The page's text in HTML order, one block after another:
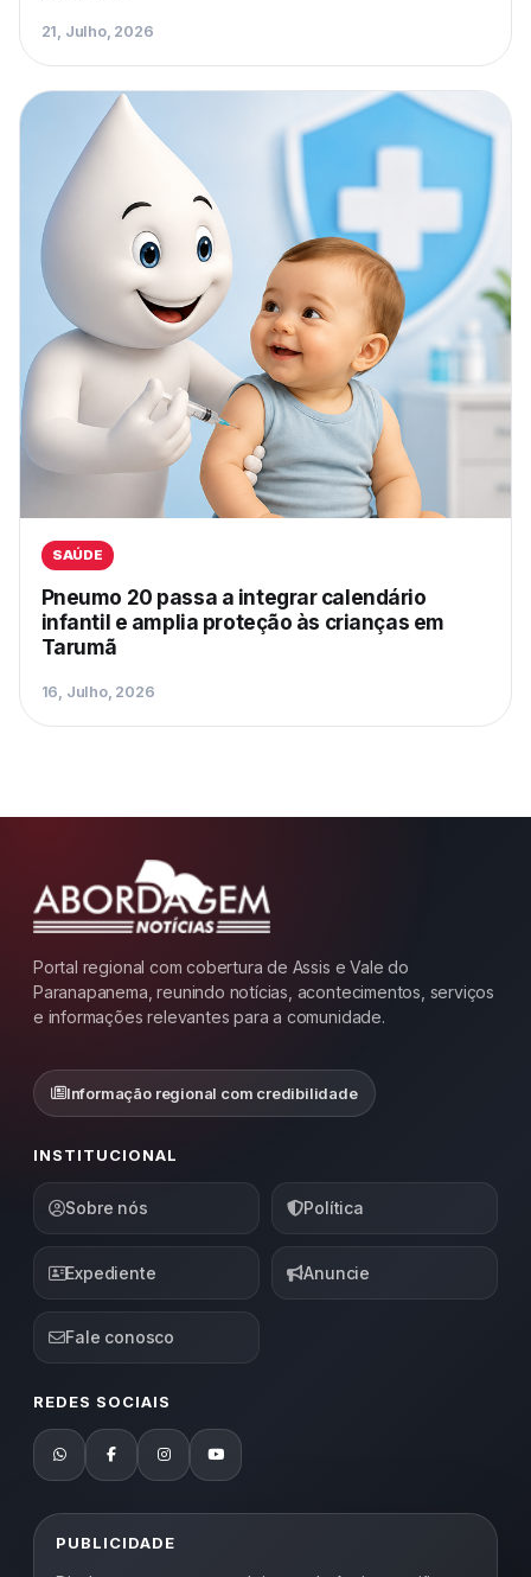
21, Julho, 2026
SAÚDE
Pneumo 20 passa a integrar calendário
infantil e amplia proteção às crianças em
Tarumã
16, Julho, 2026
Portal regional com cobertura de Assis e Vale do
Paranapanema, reunindo notícias, acontecimentos, serviços
e informações relevantes para a comunidade.
Informação regional com credibilidade
INSTITUCIONAL
Sobre nós Política
Expediente Anuncie
Fale conosco
REDES SOCIAIS
PUBLICIDADE